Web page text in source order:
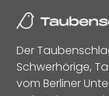
Der
Schwerhörige,
vom Berliner